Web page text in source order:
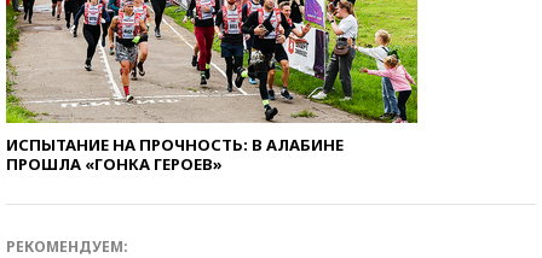
ИСПЫТАНИЕ НА ПРОЧНОСТЬ: В АЛАБИНЕ
ПРОШЛА «ГОНКА ГЕРОЕВ»
РЕКОМЕНДУЕМ: